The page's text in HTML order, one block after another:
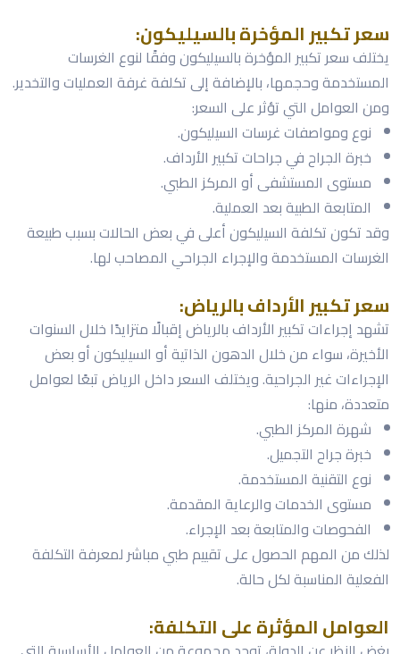
سعر تكبير المؤخرة بالسيليكون:
يختلف سعر تكبير المؤخرة بالسيليكون وفقًا لنوع الغرسات
المستخدمة وحجمها، بالإضافة إلى تكلفة غرفة العمليات والتخدير.
ومن العوامل التي تؤثر على السعر:
نوع ومواصفات غرسات السيليكون.
خبرة الجراح في جراحات تكبير الأرداف.
مستوى المستشفى أو المركز الطبي.
المتابعة الطبية بعد العملية.
وقد تكون تكلفة السيليكون أعلى في بعض الحالات بسبب طبيعة
الغرسات المستخدمة والإجراء الجراحي المصاحب لها.
سعر تكبير الأرداف بالرياض:
تشهد إجراءات تكبير الأرداف بالرياض إقبالًا متزايدًا خلال السنوات
الأخيرة، سواء من خلال الدهون الذاتية أو السيليكون أو بعض
الإجراءات غير الجراحية. ويختلف السعر داخل الرياض تبعًا لعوامل
متعددة، منها:
شهرة المركز الطبي.
خبرة جراح التجميل.
نوع التقنية المستخدمة.
مستوى الخدمات والرعاية المقدمة.
الفحوصات والمتابعة بعد الإجراء.
لذلك من المهم الحصول على تقييم طبي مباشر لمعرفة التكلفة
الفعلية المناسبة لكل حالة.
العوامل المؤثرة على التكلفة: